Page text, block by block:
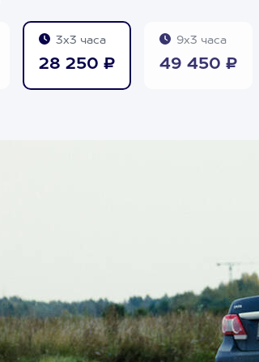
3х3 часа
28 250 ₽
9х3 часа
49 450 ₽